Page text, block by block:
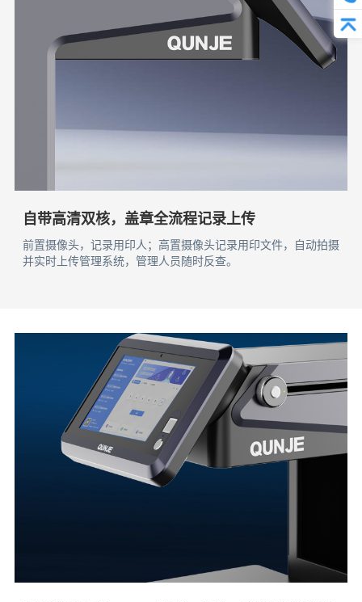
自带高清双核，盖章全流程记录上传
前置摄像头，记录用印人；高置摄像头记录用印文件，自动拍摄
并实时上传管理系统，管理人员随时反查。